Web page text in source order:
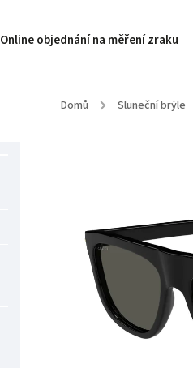
Online objednání na měření zraku
Domů / Sluneční brýle